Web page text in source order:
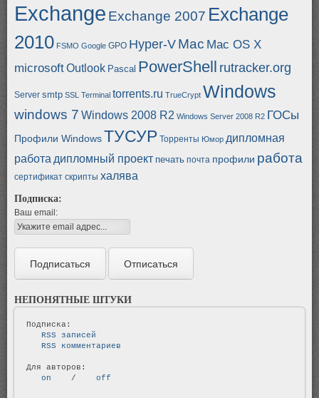
Exchange Exchange 2007 Exchange
2010 FSMO Google GPO Hyper-V Mac Mac OS X
microsoftOutlook Pascal PowerShell rutracker.org
Server smtp SSL Terminal torrents.ru TrueCrypt Windows
windows 7 Windows 2008 R2 Windows Server 2008 R2 ГОСы
Профили WindowsТУСУР Торренты Юмор дипломная
работа дипломный проект печать почта профили работа
сертификат скрипты халява
Подписка:
Ваш email:
НЕПОНЯТНЫЕ ШТУКИ
   RSS записей
   RSS комментариев
   on
/
   off